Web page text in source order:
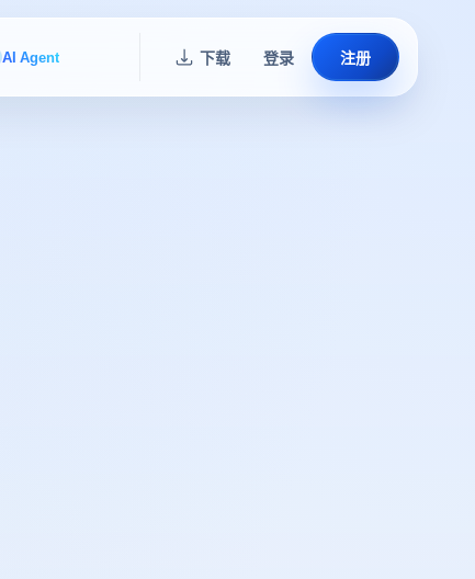
AI Agent 下载 登录 注册